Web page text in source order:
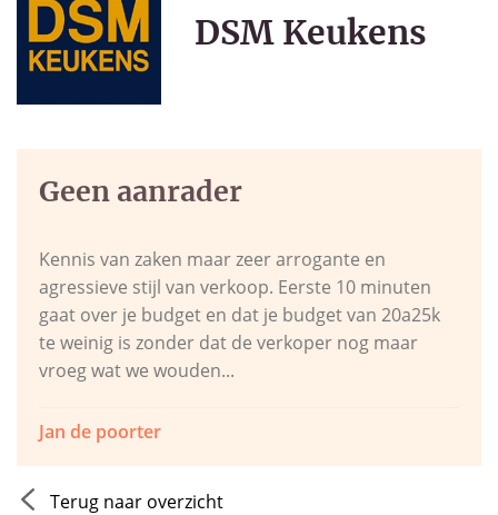
DSM Keukens
Geen aanrader
Kennis van zaken maar zeer arrogante en
agressieve stijl van verkoop. Eerste 10 minuten
gaat over je budget en dat je budget van 20a25k
te weinig is zonder dat de verkoper nog maar
vroeg wat we wouden...
Jan de poorter
Terug naar overzicht